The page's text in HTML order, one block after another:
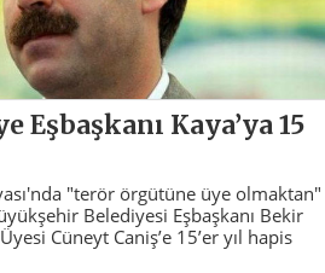
Eşbaşkanı Kaya’ya 15
"terör örgütüne üye olmaktan"
Belediyesi Eşbaşkanı Bekir
Cüneyt Caniş’e 15’er yıl hapis